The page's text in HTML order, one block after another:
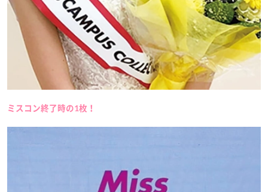
ミスコン終了時の1枚！